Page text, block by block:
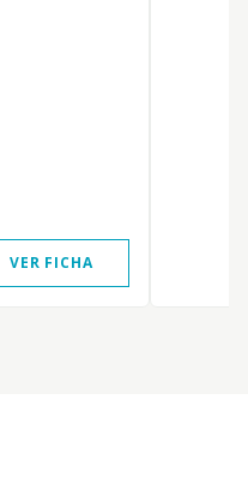
VER FICHA